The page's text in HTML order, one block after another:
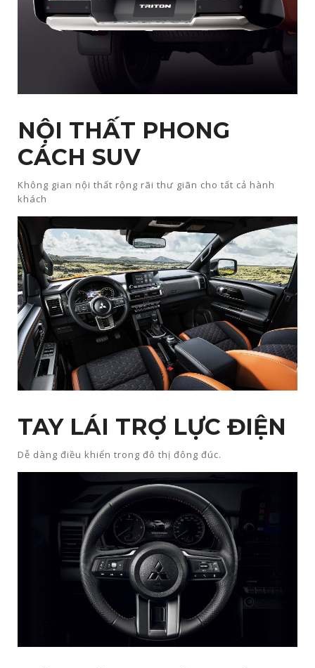
NỘI THẤT PHONG
CÁCH SUV
Không gian nội thất rộng rãi thư giãn cho tất cả hành
khách
TAY LÁI TRỢ LỰC ĐIỆN
Dễ dàng điều khiển trong đô thị đông đúc.